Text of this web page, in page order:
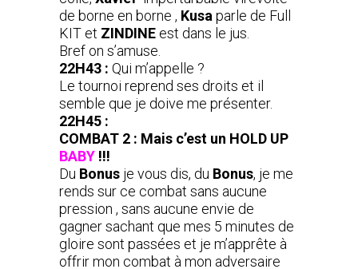
de borne en borne , Kusa parle de Full
KIT et ZINDINE est dans le jus.
Bref on s’amuse.
22H43 : Qui m’appelle ?
Le tournoi reprend ses droits et il
semble que je doive me présenter.
22H45 :
COMBAT 2 : Mais c’est un HOLD UP
BABY !!!
Du Bonus je vous dis, du Bonus, je me
rends sur ce combat sans aucune
pression , sans aucune envie de
gagner sachant que mes 5 minutes de
gloire sont passées et je m’apprête à
offrir mon combat à mon adversaire